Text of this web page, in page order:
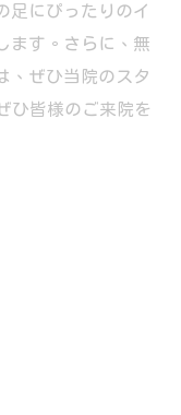
足にぴったりのイ
ます。さらに、無
、ぜひ当院のスタ
ひ皆様のご来院を